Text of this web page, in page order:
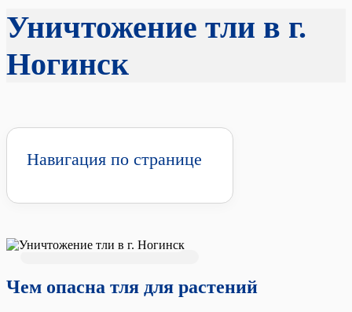
Уничтожение тли в г.
Ногинск
Навигация по странице
Чем опасна тля для растений